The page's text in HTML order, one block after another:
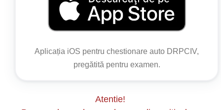
conduce pentru o perioada de 60 de zile
săvârșirea de către conducătorul de autovehicul,
următoarelor fapte:
g) nerespectarea regulilor privind depășirea;
(3) Constituie contravenție și se sancționează cu
Aplicația iOS pentru chestionare auto DRPCIV,
pregătită pentru examen.
Atentie!